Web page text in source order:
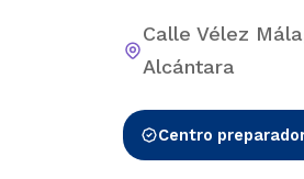
Calle Vélez
Alcántara
Centro